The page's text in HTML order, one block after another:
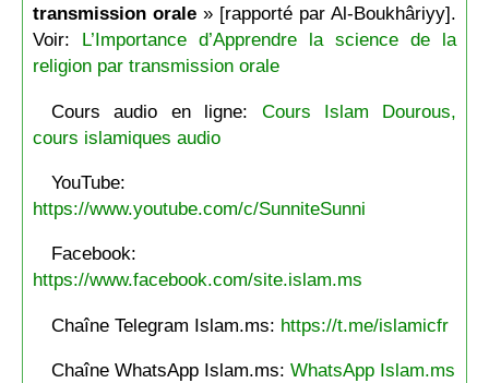
transmission orale» [rapporté par Al-Boukhâriyy].
Voir: L’Importance d’Apprendre la science de la
religion par transmission orale
Cours audio en ligne: Cours Islam Dourous,
cours islamiques audio
YouTube:
https://www.youtube.com/c/SunniteSunni
Facebook:
https://www.facebook.com/site.islam.ms
Chaîne Telegram Islam.ms: https://t.me/islamicfr
Chaîne WhatsApp Islam.ms: WhatsApp Islam.ms